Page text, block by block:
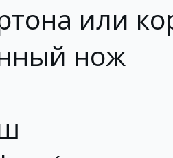
или
нож